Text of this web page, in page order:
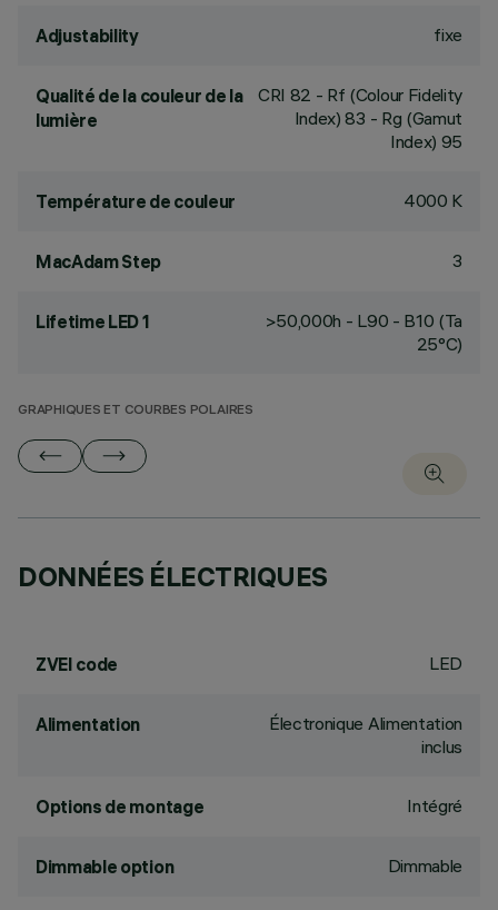
Adjustability fixe
Qualité de la couleur de la
lumière
CRI 82 - Rf (Colour Fidelity
Index) 83 - Rg (Gamut
Index) 95
Température de couleur 4000 K
MacAdam Step 3
Lifetime LED 1
>50,000h - L90 - B10 (Ta
25°C)
GRAPHIQUES ET COURBES POLAIRES
DONNÉES ÉLECTRIQUES
ZVEI code LED
Alimentation
Électronique Alimentation
inclus
Options de montage Intégré
Dimmable option Dimmable